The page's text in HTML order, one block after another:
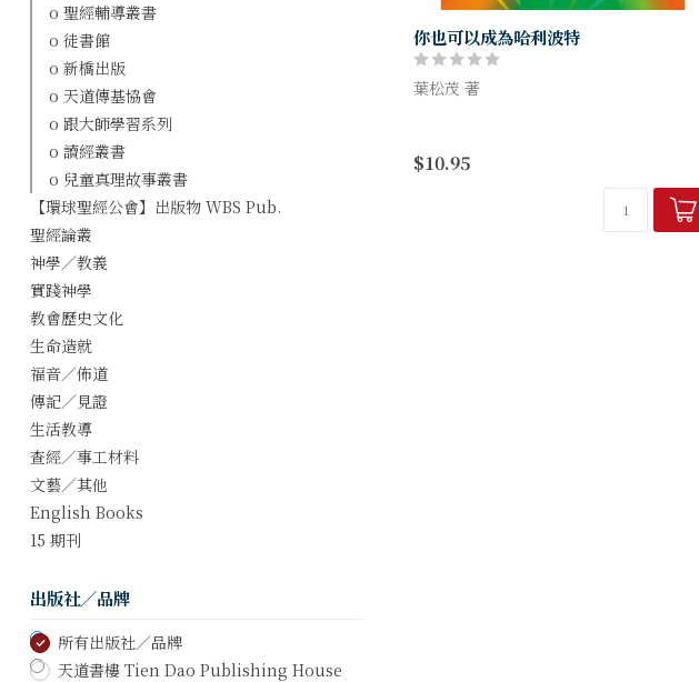
o 聖經輔導叢書
o 徒書館
o 新橋出版
o 天道傳基協會
o 跟大師學習系列
o 讀經叢書
o 兒童真理故事叢書
【環球聖經公會】出版物 WBS Pub.
聖經論叢
神學／教義
實踐神學
教會歷史文化
生命造就
福音／佈道
傳記／見證
生活教導
查經／事工材料
文藝／其他
English Books
15 期刊
出版社／品牌
所有出版社／品牌
天道書樓 Tien Dao Publishing House
你也可以成為哈利波特
葉松茂 著
來的十三章內容，作者透過哈利波特小說，
與少年探討待人處世的原則，因...
$10.95